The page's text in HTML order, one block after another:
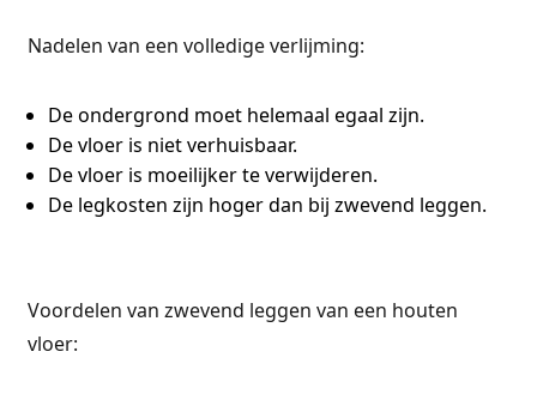
Nadelen van een volledige verlijming:
De ondergrond moet helemaal egaal zijn.
De vloer is niet verhuisbaar.
De vloer is moeilijker te verwijderen.
De legkosten zijn hoger dan bij zwevend leggen.
Voordelen van zwevend leggen van een houten
vloer: